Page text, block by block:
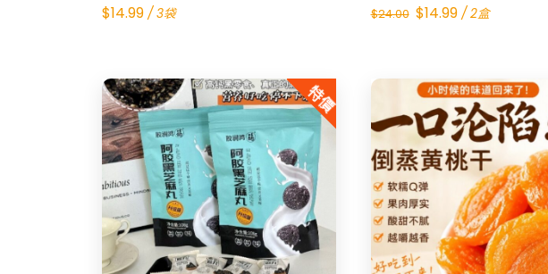
$14.99 / 3袋 $24.00 Original
$24.00.
$14.99Current
$14.99.
/ 2盒
特價
Share Share